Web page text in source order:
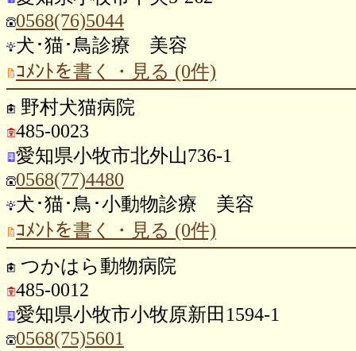
0568(76)5044
犬･猫･鳥診療 美容
ｺﾒﾝﾄを書く・見る (0件)
野村犬猫病院
485-0023
愛知県小牧市北外山736-1
0568(77)4480
犬･猫･鳥･小動物診療 美容
ｺﾒﾝﾄを書く・見る (0件)
つかはら動物病院
485-0012
愛知県小牧市小牧原新田1594-1
0568(75)5601